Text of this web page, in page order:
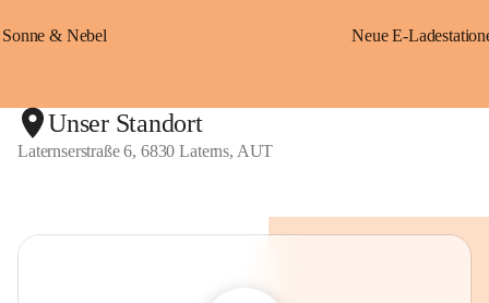
Sonne & Nebel
Unser Standort
Laternserstraße 6, 6830 Laterns, AUT